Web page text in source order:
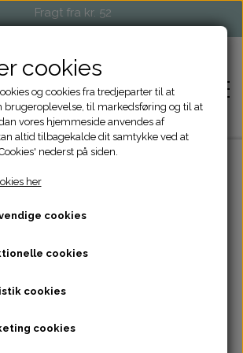
Fragt fra kr. 52
FORSIDE
FORHANDLERE
Punge
cookies
og cookies fra tredjeparter til at
brugeroplevelse, til markedsføring og til at
vores hjemmeside anvendes af
altid tilbagekalde dit samtykke ved at
nederst på siden.
her
cookies
cookies
cookies
cookies